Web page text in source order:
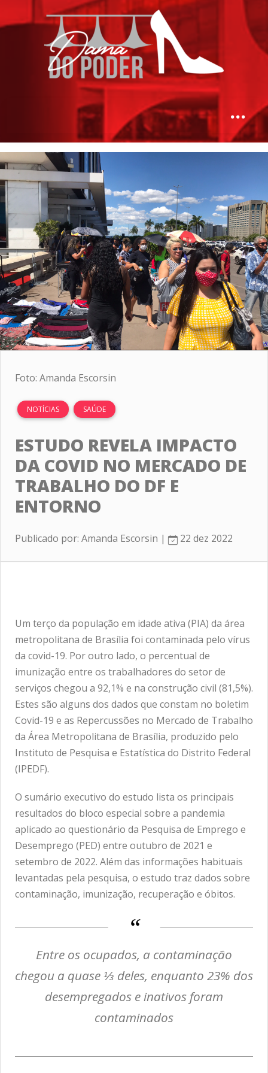
Foto: Amanda Escorsin
NOTÍCIAS SAÚDE
ESTUDO REVELA IMPACTO
DA COVID NO MERCADO DE
TRABALHO DO DF E
ENTORNO
Publicado por: Amanda Escorsin | 22 dez 2022
Um terço da população em idade ativa (PIA) da área
metropolitana de Brasília foi contaminada pelo vírus
da covid-19. Por outro lado, o percentual de
imunização entre os trabalhadores do setor de
serviços chegou a 92,1% e na construção civil (81,5%).
Estes são alguns dos dados que constam no boletim
Covid-19 e as Repercussões no Mercado de Trabalho
da Área Metropolitana de Brasília, produzido pelo
Instituto de Pesquisa e Estatística do Distrito Federal
(IPEDF).
O sumário executivo do estudo lista os principais
resultados do bloco especial sobre a pandemia
aplicado ao questionário da Pesquisa de Emprego e
Desemprego (PED) entre outubro de 2021 e
setembro de 2022. Além das informações habituais
levantadas pela pesquisa, o estudo traz dados sobre
contaminação, imunização, recuperação e óbitos.
Entre os ocupados, a contaminação
chegou a quase ⅓ deles, enquanto 23% dos
desempregados e inativos foram
contaminados